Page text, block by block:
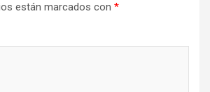
están marcados con *